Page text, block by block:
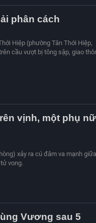
phân cách
Hiệp (phường Tân Thới Hiệp,
cầu vượt bị tông sập, giao
vịnh, một phụ nữ
xảy ra cú đâm va mạnh
vong.
Vương sau 5